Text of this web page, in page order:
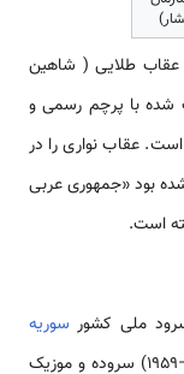
یک عقاب طلایی ( شاهین
با پرچم رسمی و
عقاب نواری را در
بود «جمهوری عربی
‌‌‌‌‌‌‌است.
ملی کشور سوریه
‌‌‌‌‌‌‌است. متن این سرود را «خلیل مردم بک» (۱۸۹۵–۱۹۵۹) سروده و موزیک